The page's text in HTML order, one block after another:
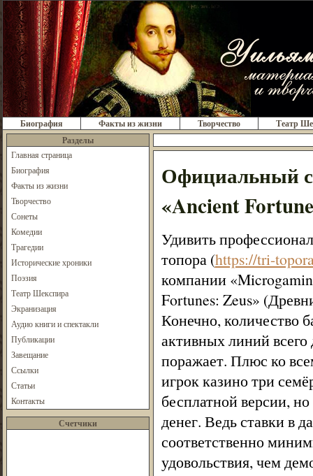
Биография Факты из жизни Творчество
Театр
Разделы
Главная страница
Биография
Факты из жизни
Творчество
Сонеты
Комедии
Трагедии
Исторические хроники
Поэзия
Театр Шекспира
Экранизация
Аудио книги и спектакли
Публикации
Завещание
Ссылки
Статьи
Контакты
Счетчики
Официальный
«Ancient
Удивить
топора (https://tri-
компании
Fortunes: Zeus»
Конечно, количество
активных линий всего
поражает. Плюс ко
игрок казино три
бесплатной версии,
денег. Ведь ставки в
соответственно
удовольствия, чем